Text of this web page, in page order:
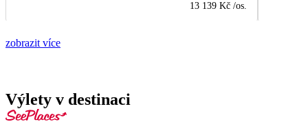
13 139 Kč /os.
zobrazit více
Výlety v destinaci